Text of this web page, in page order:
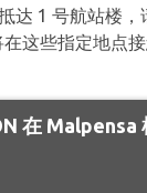
1 号航站楼，
这些指定地点
在 Malpensa